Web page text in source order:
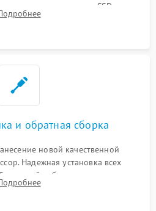
или установка нового SSD для
скорости работы системы.
и обратная сборка
новой качественной
Надежная установка всех
кабель-менеджмент для
циркуляции воздуха внутри